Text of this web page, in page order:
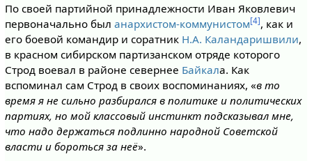
По своей партийной принадлежности Иван Яковлевич
первоначально был анархистом-коммунистом[4], как и
его боевой командир и соратник Н.А. Каландаришвили,
в красном сибирском партизанском отряде которого
Строд воевал в районе севернее Байкала. Как
вспоминал сам Строд в своих воспоминаниях, «в то
время я не сильно разбирался в политике и политических
партиях, но мой классовый инстинкт подсказывал мне,
что надо держаться подлинно народной Советской
власти и бороться за неё».